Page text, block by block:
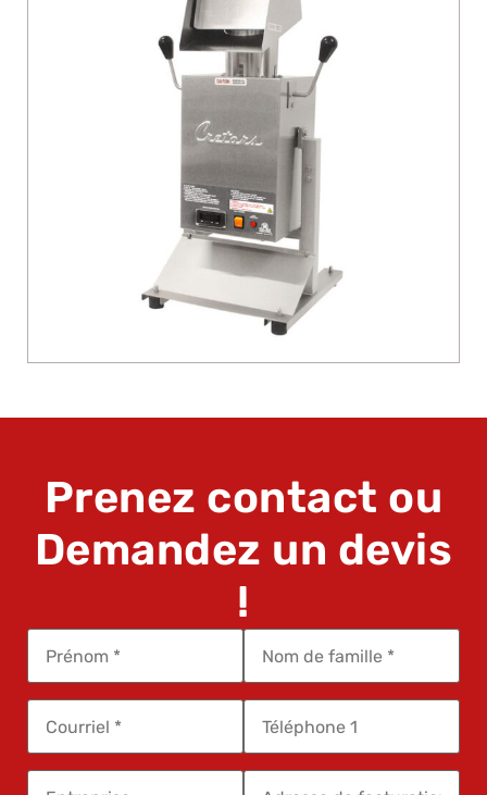
Prenez contact ou
Demandez un devis
!